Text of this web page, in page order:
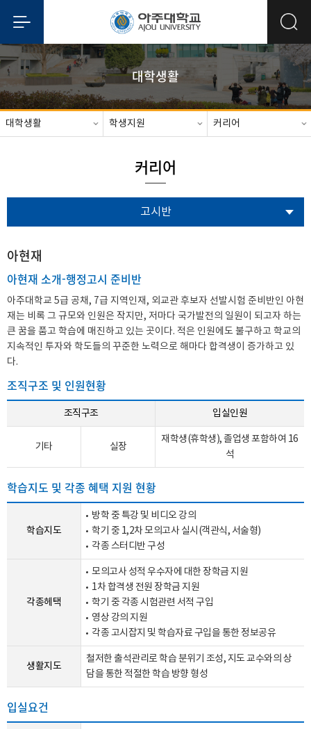
대학생활
대학생활 학생지원 커리어
커리어
고시반
아현재
아현재 소개-행정고시 준비반
아주대학교 5급 공채, 7급 지역인재, 외교관 후보자 선발시험 준비반인 아현
재는 비록 그 규모와 인원은 작지만, 저마다 국가발전의 일원이 되고자 하는
큰 꿈을 품고 학습에 매진하고 있는 곳이다. 적은 인원에도 불구하고 학교의
지속적인 투자와 학도들의 꾸준한 노력으로 해마다 합격생이 증가하고 있
다.
조직구조 및 인원현황
조직구조 입실인원
기타 실장
재학생(휴학생), 졸업생 포함하여 16
석
학습지도 및 각종 혜택 지원 현황
학습지도
방학 중 특강 및 비디오 강의
학기 중 1,2차 모의고사 실시(객관식, 서술형)
각종 스터디반 구성
각종헤택
모의고사 성적 우수자에 대한 장학금 지원
1차 합격생 전원 장학금 지원
학기 중 각종 시험관련 서적 구입
영상 강의 지원
각종 고시잡지 및 학습자료 구입을 통한 정보공유
생활지도
철저한 출석관리로 학습 분위기 조성, 지도 교수와의 상
담을 통한 적절한 학습 방향 형성
입실요건